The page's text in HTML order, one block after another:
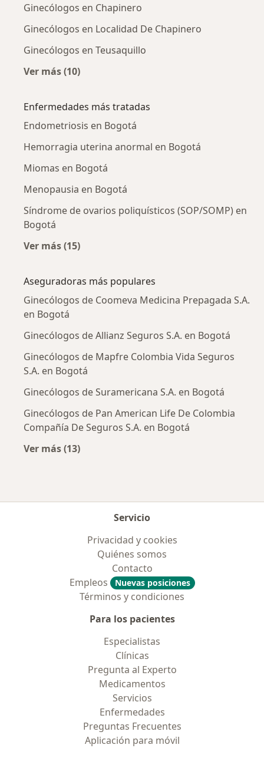
Ginecólogos en Chapinero
Ginecólogos en Localidad De Chapinero
Ginecólogos en Teusaquillo
Ver más (10)
Enfermedades más tratadas
Endometriosis en Bogotá
Hemorragia uterina anormal en Bogotá
Miomas en Bogotá
Menopausia en Bogotá
Síndrome de ovarios poliquísticos (SOP/SOMP) en
Bogotá
Ver más (15)
Aseguradoras más populares
Ginecólogos de Coomeva Medicina Prepagada S.A.
en Bogotá
Ginecólogos de Allianz Seguros S.A. en Bogotá
Ginecólogos de Mapfre Colombia Vida Seguros
S.A. en Bogotá
Ginecólogos de Suramericana S.A. en Bogotá
Ginecólogos de Pan American Life De Colombia
Compañía De Seguros S.A. en Bogotá
Ver más (13)
Servicio
Privacidad y cookies
Quiénes somos
Contacto
Empleos
Nuevas posiciones
Términos y condiciones
Para los pacientes
Especialistas
Clínicas
Pregunta al Experto
Medicamentos
Servicios
Enfermedades
Preguntas Frecuentes
Aplicación para móvil